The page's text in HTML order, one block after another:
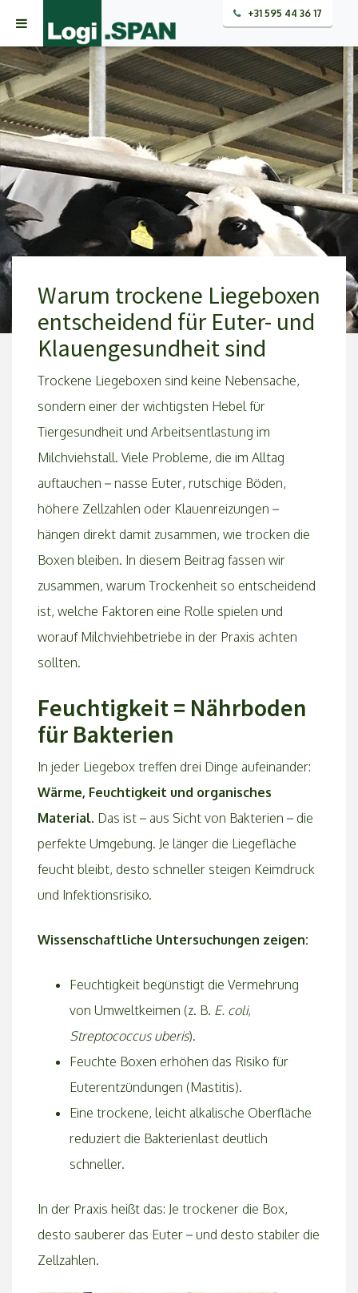
+31 595 44 36 17
Warum trockene Liegeboxen
entscheidend für Euter- und
Klauengesundheit sind
22 December 2025
ByHans Koekkoek
Trockene Liegeboxen sind keine Nebensache,
sondern einer der wichtigsten Hebel für
Tiergesundheit und Arbeitsentlastung im
Milchviehstall. Viele Probleme, die im Alltag
auftauchen – nasse Euter, rutschige Böden,
höhere Zellzahlen oder Klauenreizungen –
hängen direkt damit zusammen, wie trocken die
Boxen bleiben. In diesem Beitrag fassen wir
zusammen, warum Trockenheit so entscheidend
ist, welche Faktoren eine Rolle spielen und
worauf Milchviehbetriebe in der Praxis achten
sollten.
Feuchtigkeit = Nährboden
für Bakterien
In jeder Liegebox treffen drei Dinge aufeinander:
Wärme, Feuchtigkeit und organisches
Material. Das ist – aus Sicht von Bakterien – die
perfekte Umgebung. Je länger die Liegefläche
feucht bleibt, desto schneller steigen Keimdruck
und Infektionsrisiko.
Wissenschaftliche Untersuchungen zeigen:
Feuchtigkeit begünstigt die Vermehrung
von Umweltkeimen (z. B. E. coli,
Streptococcus uberis).
Feuchte Boxen erhöhen das Risiko für
Euterentzündungen (Mastitis).
Eine trockene, leicht alkalische Oberfläche
reduziert die Bakterienlast deutlich
schneller.
In der Praxis heißt das: Je trockener die Box,
desto sauberer das Euter – und desto stabiler die
Zellzahlen.